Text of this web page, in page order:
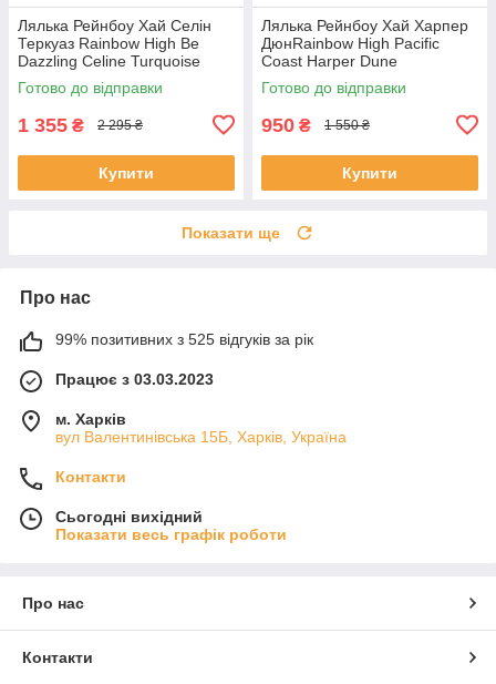
Лялька Рейнбоу Хай Селін
Теркуаз Rainbow High Be
Dazzling Celine Turquoise
Готово до відправки
1 355 ₴ 2 295 ₴
Купити
Лялька Рейнбоу Хай Харпер
ДюнRainbow High Pacific
Coast Harper Dune
578376EUC
Готово до відправки
950 ₴ 1 550 ₴
Купити
Показати ще
Про нас
99% позитивних з 525 відгуків за рік
Працює з 03.03.2023
м. Харків
вул Валентинівська 15Б, Харків, Україна
Контакти
Сьогодні вихідний
Показати весь графік роботи
Про нас
Контакти